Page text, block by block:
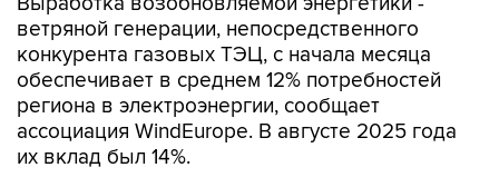
ветряной генерации, непосредственного
конкурента газовых ТЭЦ, с начала месяца
обеспечивает в среднем 12% потребностей
региона в электроэнергии, сообщает
ассоциация WindEurope. В августе 2025 года
их вклад был 14%.